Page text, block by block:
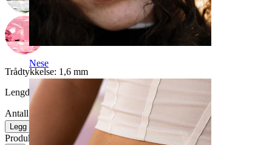
Nese
Trådtykkelse: 1,6 mm
Lengde:
Antall: 1
Legg i handlekurv
Produktanmeldelser